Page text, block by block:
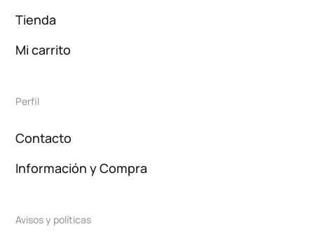
Tienda
Mi carrito
Perfil
Contacto
Información y Compra
Avisos y políticas